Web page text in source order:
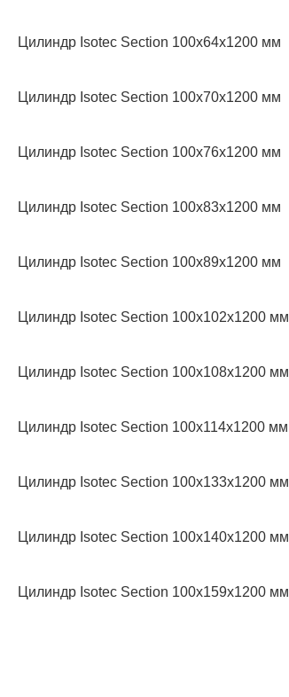
Цилиндр Isotec Section 100x64x1200 мм
Цилиндр Isotec Section 100x70x1200 мм
Цилиндр Isotec Section 100x76x1200 мм
Цилиндр Isotec Section 100x83x1200 мм
Цилиндр Isotec Section 100x89x1200 мм
Цилиндр Isotec Section 100x102x1200 мм
Цилиндр Isotec Section 100x108x1200 мм
Цилиндр Isotec Section 100x114x1200 мм
Цилиндр Isotec Section 100x133x1200 мм
Цилиндр Isotec Section 100x140x1200 мм
Цилиндр Isotec Section 100x159x1200 мм